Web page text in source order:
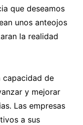
que deseamos
unos anteojos
la realidad
capacidad de
y mejorar
Las empresas
a sus